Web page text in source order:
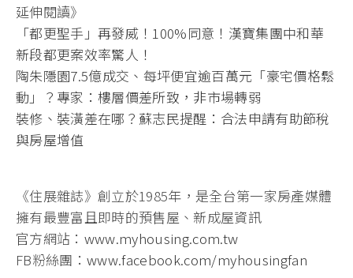
延伸閱讀》
「都更聖手」再發威！100%同意！漢寶集團中和華
新段都更案效率驚人！
陶朱隱園7.5億成交、每坪便宜逾百萬元「豪宅價格鬆
動」？專家：樓層價差所致，非市場轉弱
裝修、裝潢差在哪？蘇志民提醒：合法申請有助節稅
與房屋增值
《住展雜誌》創立於1985年，是全台第一家房產媒體
擁有最豐富且即時的預售屋、新成屋資訊
官方網站： www.myhousing.com.tw
FB粉絲團：www.facebook.com/myhousingfan